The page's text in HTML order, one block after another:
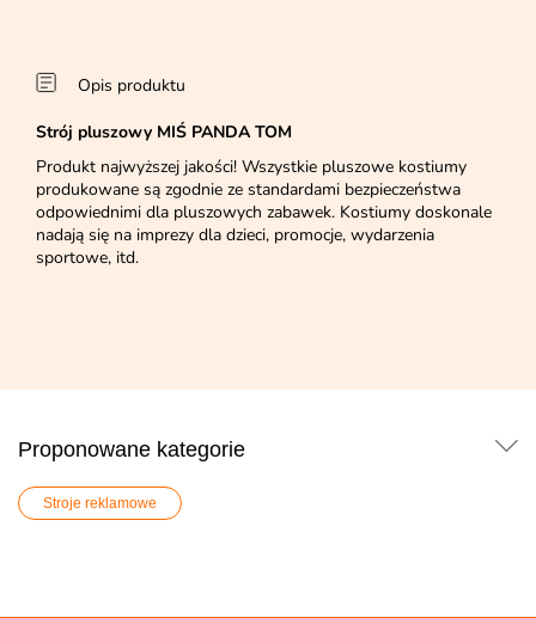
Opis produktu
Strój pluszowy MIŚ PANDA TOM
Produkt najwyższej jakości! Wszystkie pluszowe kostiumy
produkowane są zgodnie ze standardami bezpieczeństwa
odpowiednimi dla pluszowych zabawek. Kostiumy doskonale
nadają się na imprezy dla dzieci, promocje, wydarzenia
sportowe, itd.
Proponowane kategorie
Stroje reklamowe